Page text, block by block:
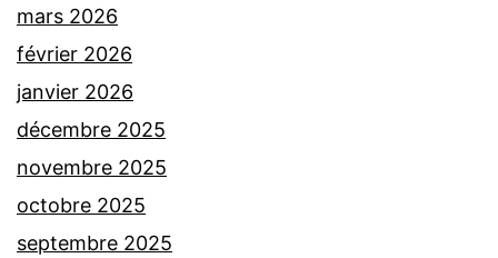
mars 2026
février 2026
janvier 2026
décembre 2025
novembre 2025
octobre 2025
septembre 2025